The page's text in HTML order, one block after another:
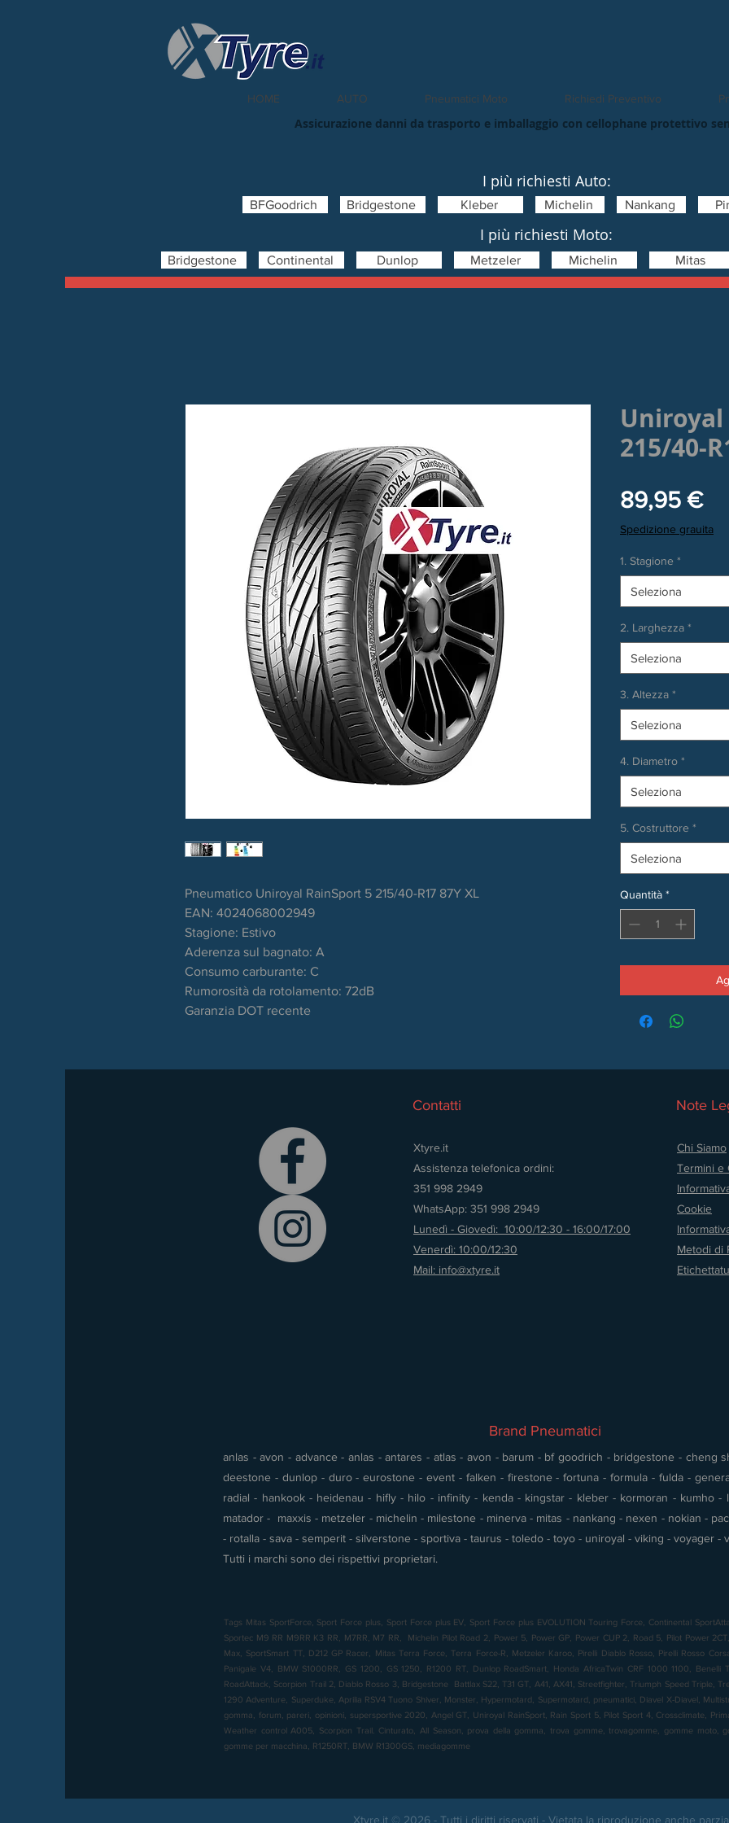
HOME AUTO Pneumatici Moto Richiedi Preventivo
Assicurazione danni da trasporto e imballaggio con cellophane protettivo
I più richiesti Auto:
BFGoodrich Bridgestone Kleber Michelin Nankang
I più richiesti Moto:
Bridgestone Continental Dunlop Metzeler Michelin Mitas
Pneumatico Uniroyal RainSport 5 215/40-R17 87Y XL
EAN: 4024068002949
Stagione: Estivo
Aderenza sul bagnato: A
Consumo carburante: C
Rumorosità da rotolamento: 72dB
Garanzia DOT recente
Uniroyal
215/40-
89,95 €
Spedizione grauita
1. Stagione *
Seleziona
2. Larghezza *
Seleziona
3. Altezza *
Seleziona
4. Diametro *
Seleziona
5. Costruttore *
Seleziona
Quantità *
Contatti
Xtyre.it
Assistenza telefonica ordini:
351 998 2949
WhatsApp: 351 998 2949
Lunedì - Giovedì: 10:00/12:30 - 16:00/17:00
Venerdì: 10:00/12:30
Mail: info@xtyre.it
Note
Chi Siamo
Termini e
Cookie
Metodi di
Brand Pneumatici
anlas - avon - advance - anlas - antares - atlas - avon - barum - bf goodrich - bridgestone - cheng
deestone - dunlop - duro - eurostone - event - falken - firestone - fortuna - formula - fulda -
radial - hankook - heidenau - hifly - hilo - infinity - kenda - kingstar - kleber - kormoran - kumho -
matador - maxxis - metzeler - michelin - milestone - minerva - mitas - nankang - nexen - nokian -
- rotalla - sava - semperit - silverstone - sportiva - taurus - toledo - toyo - uniroyal - viking - voyager -
Tutti i marchi sono dei rispettivi proprietari.
Tags Mitas SportForce, Sport Force plus, Sport Force plus EV, Sport Force plus EVOLUTION Touring Force, Continental
Sportec M9 RR M9RR K3 RR, M7RR, M7 RR, Michelin Pilot Road 2, Power 5, Power GP, Power CUP 2, Road 5, Pilot Power
Max, SportSmart TT, D212 GP Racer, Mitas Terra Force, Terra Force-R, Metzeler Karoo, Pirelli Diablo Rosso, Pirelli Rosso
Panigale V4, BMW S1000RR, GS 1200, GS 1250, R1200 RT, Dunlop RoadSmart, Honda AfricaTwin CRF 1000 1100, Benelli
RoadAttack, Scorpion Trail 2, Diablo Rosso 3, Bridgestone Battlax S22, T31 GT, A41, AX41, Streetfighter, Triumph Speed Triple,
1290 Adventure, Superduke, Aprilia RSV4 Tuono Shiver, Monster, Hypermotard, Supermotard, pneumatici, Diavel X-Diavel,
gomma, forum, pareri, opinioni, supersportive 2020, Angel GT, Uniroyal RainSport, Rain Sport 5, Pilot Sport 4, Crossclimate,
Weather control A005, Scorpion Trail. Cinturato, All Season, prova della gomma, trova gomme, trovagomme, gomme moto,
gomme per macchina, R1250RT, BMW R1300GS, mediagomme
Xtyre.it © 2026 - Tutti i diritti riservati - Vietata la riproduzione anche